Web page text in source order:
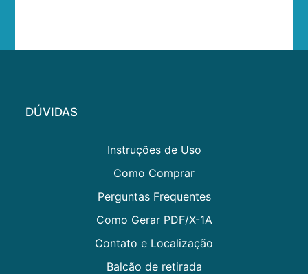
DÚVIDAS
Instruções de Uso
Como Comprar
Perguntas Frequentes
Como Gerar PDF/X-1A
Contato e Localização
Balcão de retirada